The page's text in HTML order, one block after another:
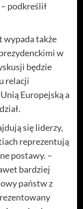
podkreślił
wypada także
w
będzie
relacji
Europejską a
się liderzy,
reprezentują
postawy. –
bardziej
państw z